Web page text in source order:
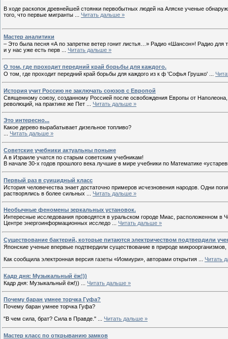
В ходе раскопок древнейшей стоянки первобытных людей на Аляске ученые
того, что первые мигранты ... Читать дальше »
Мастер аналитики
– Это была песня «А по запретке ветер гонит листья…» Радио «Шансон»! Радио
и у нас уже есть перв ... Читать дальше »
О том, где проходит передний край борьбы для каждого.
О том, где проходит передний край борьбы для каждого из к ф 'Софья Грушко'
История учит Россию не заключать союзов с Европой
Священному союзу, созданному Россией после освобождения Европы от
революций, на практике же Пет
Читать дальше »
Это интересно...
Какое дерево вырабатывает дизельное топливо?
... Читать дальше »
Советские учебники актуальны поныне
А в Израиле учатся по старым советским учебникам!
В начале 30-х годов прошлого века лучшие в мире учебники по Математике
Первый раз в суицидный класс
История человечества знает достаточно примеров исчезновения народов. Одни
растворялись в более сильных
Читать дальше »
Необычные феномены зеркальных установок.
Интересные исследования проводятся в уральском городе Миас, расположенном
Центре энергоинформационных исследо
Читать дальше »
Существование бактерий, которые питаются электричеством подтвердили
Японские ученые впервые подтвердили существование в природе
Как сообщила электронная версия газеты «Иомиури», авторами открытия
Читать
Кадр дня: Музыкальный ёж!))
Кадр дня: Музыкальный ёж!))
Читать дальше »
Почему баран умнее торчка Гуфа?
Почему баран умнее торчка Гуфа?
"В чем сила, брат? Сила в Правде."
Читать дальше »
Мастер класс по открыванию замков